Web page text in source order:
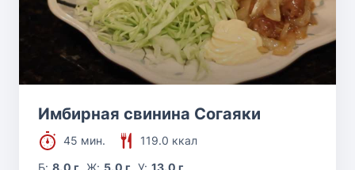
Имбирная свинина Согаяки
45 мин.
119.0 ккал